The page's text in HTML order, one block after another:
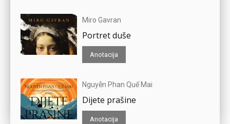
Miro Gavran
Portret duše
Anotacija
Nguyễn Phan Quế Mai
Dijete prašine
Anotacija